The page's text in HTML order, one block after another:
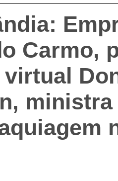
Carmo,